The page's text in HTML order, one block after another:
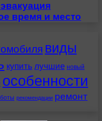
время и место
виды
купить лучшие новый
особенности
рекомендации ремонт